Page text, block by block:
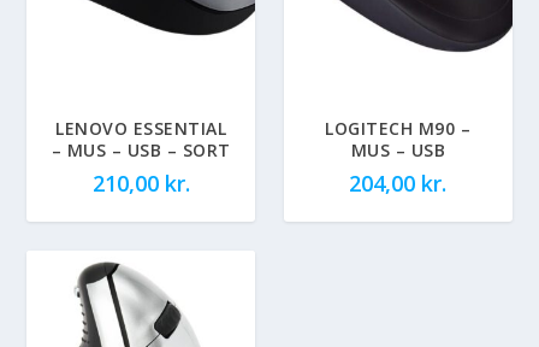
LENOVO ESSENTIAL
– MUS – USB – SORT
210,00 kr.
LOGITECH M90 –
MUS – USB
204,00 kr.